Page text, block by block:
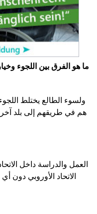
ما هو الفرق بين اللجوء
ولسوء الطالع يختلط
هم في طريقهم إلى بلد
العمل والدراسة داخل
الاتحاد الأوروبي دون